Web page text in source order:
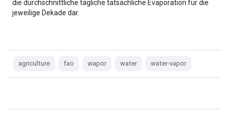
die durchschnittliche tägliche tatsächliche Evaporation für die
jeweilige Dekade dar.
agriculture fao wapor water water-vapor